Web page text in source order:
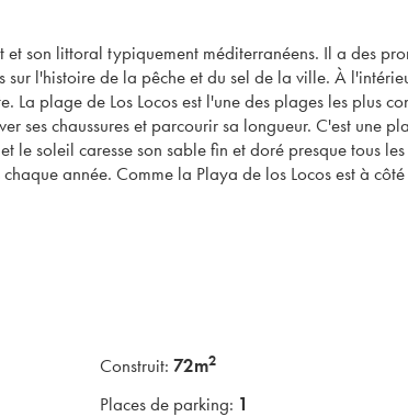
son littoral typiquement méditerranéens. Il a des
l'histoire de la pêche et du sel de la ville. À
La plage de Los Locos est l'une des plages les plus
ses chaussures et parcourir sa longueur. C'est une
soleil caresse son sable fin et doré presque tous
année. Comme la Playa de los Locos est à
et entièrement salles de bains équipées avec
toit.
nos assistants aux biens personnels commencer
Construit: 72m2
Places de parking: 1